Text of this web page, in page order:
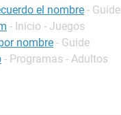
el nombre - Guide
- Inicio - Juegos
nombre - Guide
- Programas - Adultos